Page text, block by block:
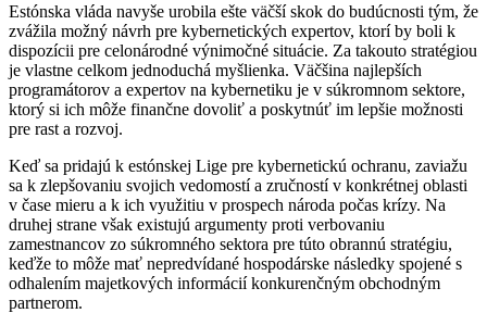
Estónska vláda navyše urobila ešte väčší skok do budúcnosti tým, že
zvážila možný návrh pre kybernetických expertov, ktorí by boli k
dispozícii pre celonárodné výnimočné situácie. Za takouto stratégiou
je vlastne celkom jednoduchá myšlienka. Väčšina najlepších
programátorov a expertov na kybernetiku je v súkromnom sektore,
ktorý si ich môže finančne dovoliť a poskytnúť im lepšie možnosti
pre rast a rozvoj.
Keď sa pridajú k estónskej Lige pre kybernetickú ochranu, zaviažu
sa k zlepšovaniu svojich vedomostí a zručností v konkrétnej oblasti
v čase mieru a k ich využitiu v prospech národa počas krízy. Na
druhej strane však existujú argumenty proti verbovaniu
zamestnancov zo súkromného sektora pre túto obrannú stratégiu,
keďže to môže mať nepredvídané hospodárske následky spojené s
odhalením majetkových informácií konkurenčným obchodným
partnerom.